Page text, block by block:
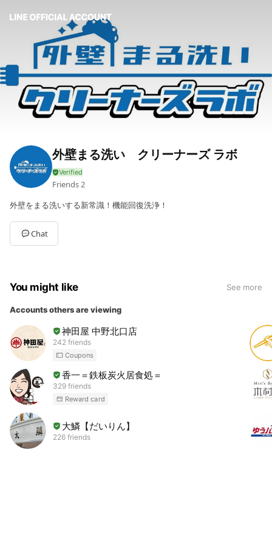
外壁まる洗い クリーナーズ ラボ
Friends2
外壁をまる洗いする新常識！機能回復洗浄！
Chat
You might like See more
Accounts others are viewing
神田屋 中野北口店
242 friends
Coupons
香一＝鉄板炭火居食処＝
329 friends
Reward card
大鱗【だいりん】
226 friends